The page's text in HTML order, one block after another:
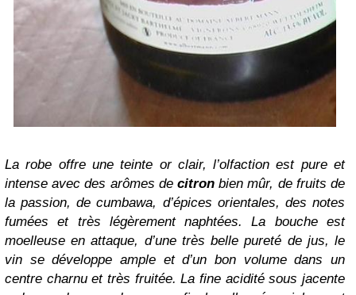
La robe offre une teinte or clair, l’olfaction est pure et
intense avec des arômes de citron bien mûr, de fruits de
la passion, de cumbawa, d’épices orientales, des notes
fumées et très légèrement naphtées. La bouche est
moelleuse en attaque, d’une très belle pureté de jus, le
vin se développe ample et d’un bon volume dans un
centre charnu et très fruitée. La fine acidité sous jacente